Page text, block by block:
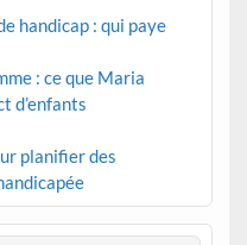
handicap : qui paye
: ce que Maria
d’enfants
planifier des